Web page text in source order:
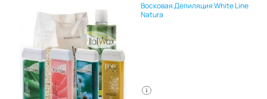
Восковая Депиляция White Line
Natura